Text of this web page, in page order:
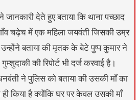
जानकारी देते हुए बताया कि थाना पच्छाद
चढ़ेच में एक महिला जयवंती जिसकी उम्र
बताया की मृतक के बेटे पुष्प कुमार ने
की रिपोर्ट भी दर्ज करवाई है।
ने पुलिस को बताया की उसकी माँ का
किया है क्योंकि घर पर केवल उसकी माँ